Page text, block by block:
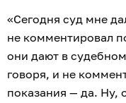
«Сегодня суд мне
не комментировал
они дают в
говоря, и не
показания — да. Ну,